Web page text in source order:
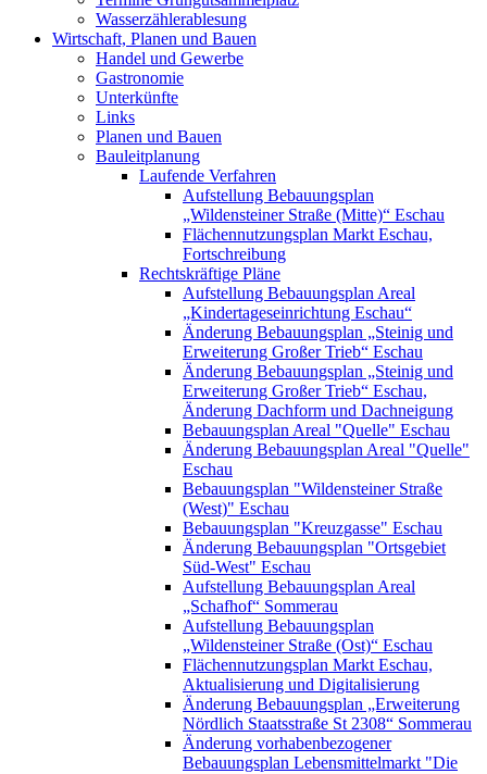
Wasserzählerablesung
Wirtschaft, Planen und Bauen
Handel und Gewerbe
Gastronomie
Unterkünfte
Links
Planen und Bauen
Bauleitplanung
Laufende Verfahren
Aufstellung Bebauungsplan
„Wildensteiner Straße (Mitte)“ Eschau
Flächennutzungsplan Markt Eschau,
Fortschreibung
Rechtskräftige Pläne
Aufstellung Bebauungsplan Areal
„Kindertageseinrichtung Eschau“
Änderung Bebauungsplan „Steinig und
Erweiterung Großer Trieb“ Eschau
Änderung Bebauungsplan „Steinig und
Erweiterung Großer Trieb“ Eschau,
Änderung Dachform und Dachneigung
Bebauungsplan Areal "Quelle" Eschau
Änderung Bebauungsplan Areal "Quelle"
Eschau
Bebauungsplan "Wildensteiner Straße
(West)" Eschau
Bebauungsplan "Kreuzgasse" Eschau
Änderung Bebauungsplan "Ortsgebiet
Süd-West" Eschau
Aufstellung Bebauungsplan Areal
„Schafhof“ Sommerau
Aufstellung Bebauungsplan
„Wildensteiner Straße (Ost)“ Eschau
Flächennutzungsplan Markt Eschau,
Aktualisierung und Digitalisierung
Änderung Bebauungsplan „Erweiterung
Nördlich Staatsstraße St 2308“ Sommerau
Änderung vorhabenbezogener
Bebauungsplan Lebensmittelmarkt "Die